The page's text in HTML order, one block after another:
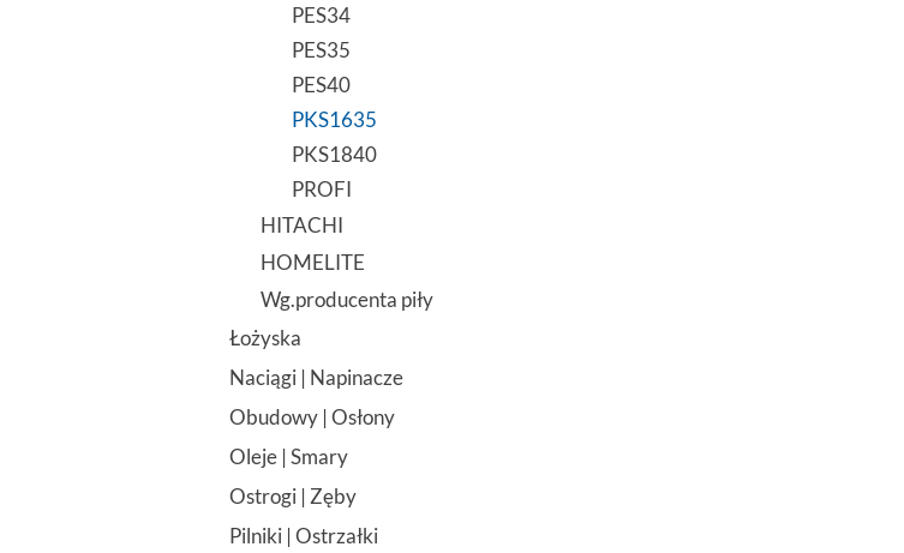
PES34
PES35
PES40
PKS1635
PKS1840
PROFI
HITACHI
HOMELITE
Wg.producenta piły
Łożyska
Naciągi | Napinacze
Obudowy | Osłony
Oleje | Smary
Ostrogi | Zęby
Pilniki | Ostrzałki